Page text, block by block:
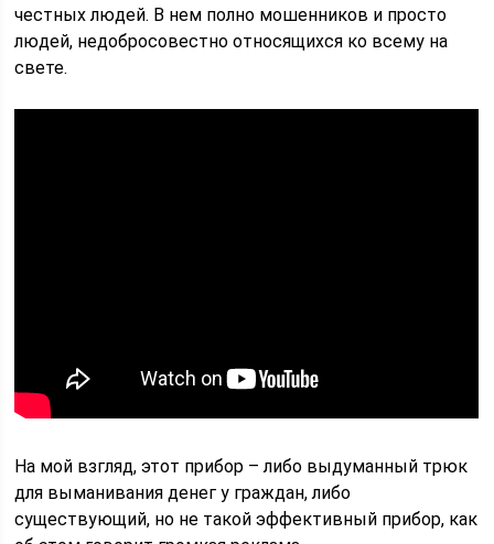
честных людей. В нем полно мошенников и просто
людей, недобросовестно относящихся ко всему на
свете.
На мой взгляд, этот прибор – либо выдуманный трюк
для выманивания денег у граждан, либо
существующий, но не такой эффективный прибор, как